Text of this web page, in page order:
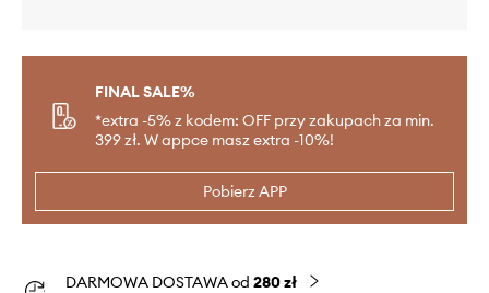
FINAL SALE%
*extra -5% z kodem: OFF przy zakupach za min.
399 zł. W appce masz extra -10%!
Pobierz APP
DARMOWA DOSTAWA od 280 zł